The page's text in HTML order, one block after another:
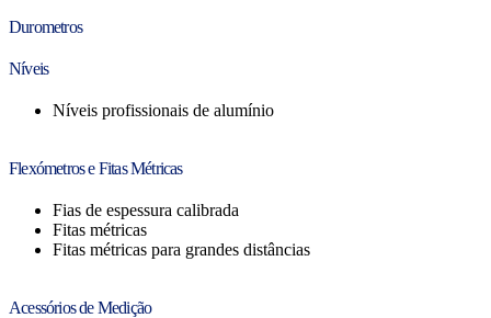
Durometros
Níveis
Níveis profissionais de alumínio
Flexómetros e Fitas Métricas
Fias de espessura calibrada
Fitas métricas
Fitas métricas para grandes distâncias
Acessórios de Medição